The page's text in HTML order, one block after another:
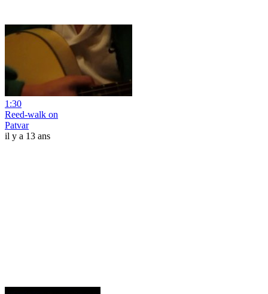
1:30
Reed-walk on
Patvar
il y a 13 ans